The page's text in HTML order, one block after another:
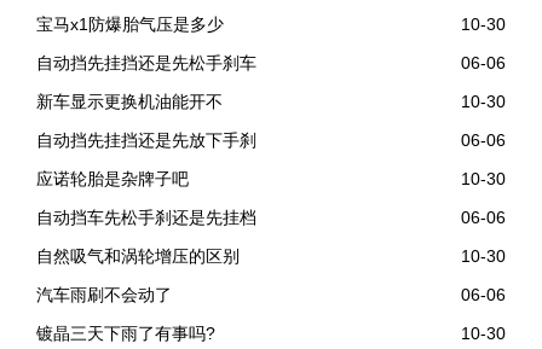
宝马x1防爆胎气压是多少
10-30
自动挡先挂挡还是先松手刹车
06-06
新车显示更换机油能开不
10-30
自动挡先挂挡还是先放下手刹
06-06
应诺轮胎是杂牌子吧
10-30
自动挡车先松手刹还是先挂档
06-06
自然吸气和涡轮增压的区别
10-30
汽车雨刷不会动了
06-06
镀晶三天下雨了有事吗?
10-30